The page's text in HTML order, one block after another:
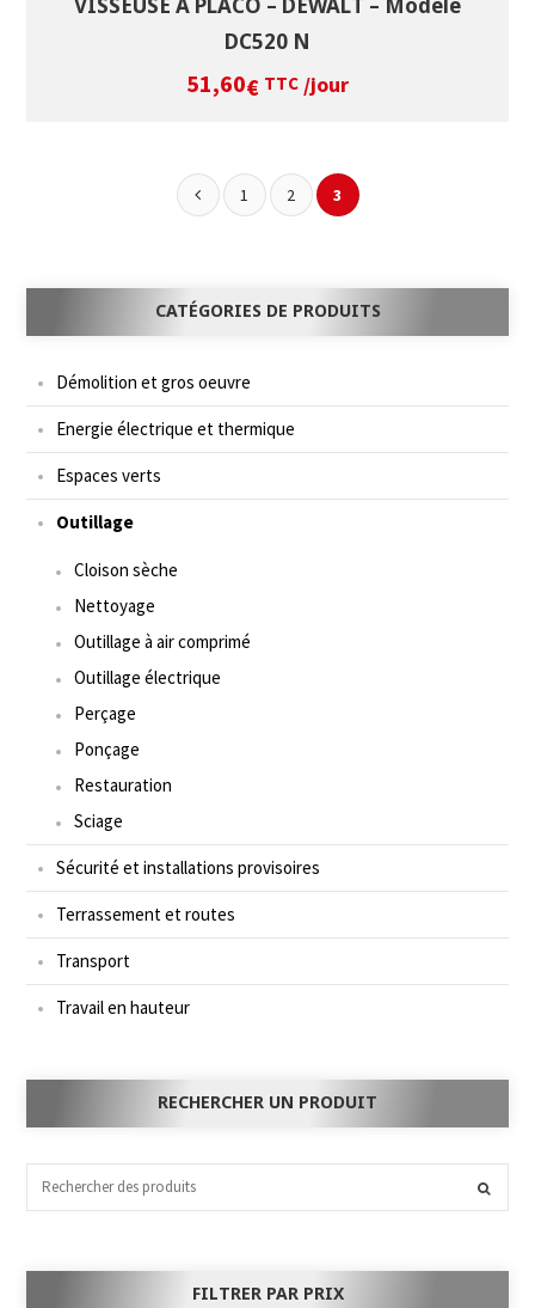
DC520 N
51,60€ TTC /jour
1 2 3
CATÉGORIES DE PRODUITS
Démolition et gros oeuvre
Energie électrique et thermique
Espaces verts
Outillage
Cloison sèche
Nettoyage
Outillage à air comprimé
Outillage électrique
Perçage
Ponçage
Restauration
Sciage
Sécurité et installations provisoires
Terrassement et routes
Transport
Travail en hauteur
RECHERCHER UN PRODUIT
FILTRER PAR PRIX